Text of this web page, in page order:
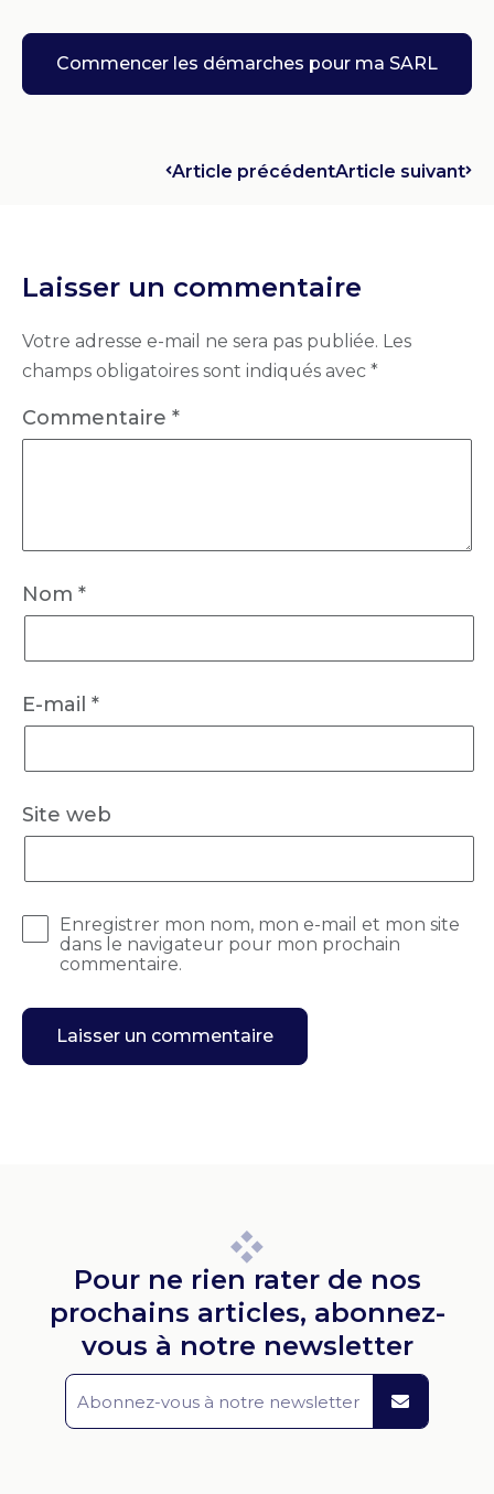
Commencer les démarches pour ma SARL
Article précédentArticle suivant
Laisser un commentaire
Votre adresse e-mail ne sera pas publiée. Les
champs obligatoires sont indiqués avec *
Commentaire *
Nom *
E-mail *
Site web
Enregistrer mon nom, mon e-mail et mon site
dans le navigateur pour mon prochain
commentaire.
Pour ne rien rater de nos
prochains articles, abonnez-
vous à notre newsletter